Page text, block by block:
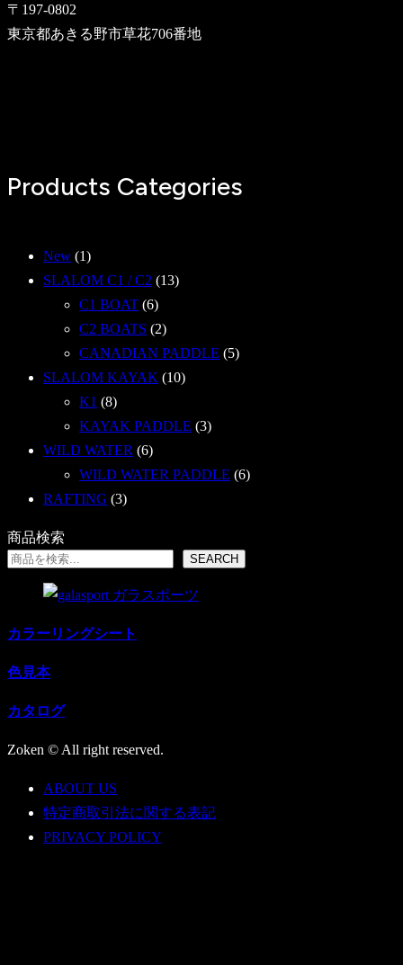
〒197-0802
東京都あきる野市草花706番地
Products Categories
New 11
個
の
商
品
SLALOM C1 / C2 131
の
商
C1 BOAT 66
個
の
商
C2 BOATS 22
個
の
品
CANADIAN PADDLE 55
SLALOM KAYAK 101
個
商
K1 88
個
の
商
品
KAYAK PADDLE 33
の
WILD WATER 66
個
品
WILD WATER PADDLE 66
品
RAFTING 33
の
商
品
商品検索
SEARCH
カラーリングシート
色見本
カタログ
Zoken © All right reserved.
ABOUT US
特定商取引法に関する表記
PRIVACY POLICY